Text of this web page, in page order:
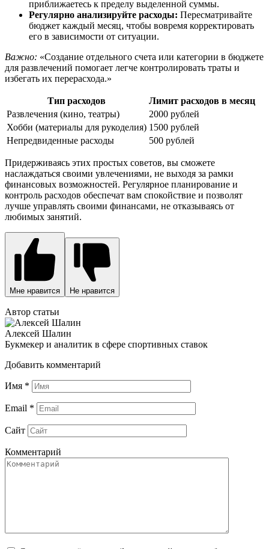
приближаетесь к пределу выделенной суммы.
Регулярно анализируйте расходы: Пересматривайте
бюджет каждый месяц, чтобы вовремя корректировать
его в зависимости от ситуации.
Важно: «Создание отдельного счета или категории в бюджете
для развлечений помогает легче контролировать траты и
избегать их перерасхода.»
Тип расходов
Лимит расходов в месяц
Развлечения (кино, театры)
2000 рублей
Хобби (материалы для рукоделия) 1500 рублей
Непредвиденные расходы
500 рублей
Придерживаясь этих простых советов, вы сможете
наслаждаться своими увлечениями, не выходя за рамки
финансовых возможностей. Регулярное планирование и
контроль расходов обеспечат вам спокойствие и позволят
лучше управлять своими финансами, не отказываясь от
любимых занятий.
Мне нравится Не нравится
Автор статьи
Алексей Шалин
Букмекер и аналитик в сфере спортивных ставок
Добавить комментарий
Имя *
Email *
Сайт
Комментарий